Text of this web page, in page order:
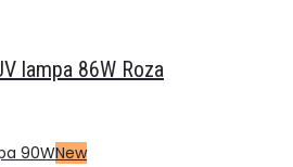
lampa 86W Roza
New